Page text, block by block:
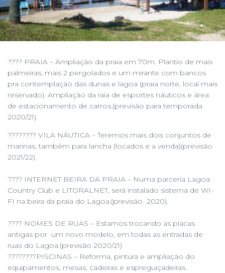
???? PRAIA – Ampliação da praia em 70m. Plantio de mais
palmeiras, mais 2 pergolados e um mirante com bancos
pra contemplação das dunas e lagoa (praia norte, local mais
reservado). Ampliação da raia de esportes náuticos e área
de estacionamento de carros.(previsão para temporada
2020/21).
???????? VILA NÁUTICA – Teremos mais dois conjuntos de
marinas, também para lancha (locados e a venda)(previsão
2021/22).
???? INTERNET BEIRA DA PRAIA – Numa parceria Lagoa
Country Club e LITORALNET, será instalado sistema de WI-
FI na beira da praia do Lagoa.(previsão 2020).
???? NOMES DE RUAS – Estamos trocando as placas
antigas por um novo modelo, em todas as entradas de
ruas do Lagoa.(previsão 2020/21)
????????PISCINAS – Reforma, pintura e ampliação do
equipamentos, mesas, cadeiras e espreguiçadeiras.